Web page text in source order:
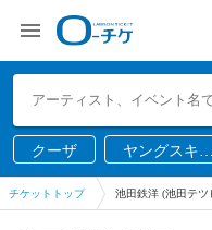
クーザ
ヤングスキニ
ー
チケットトップ 池田鉄洋 (池田テツ